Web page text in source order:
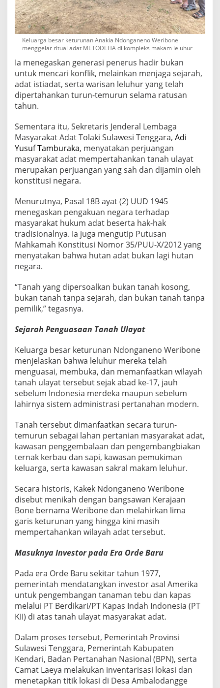
Keluarga besar keturunan Anakia Ndonganeno Weribone
menggelar ritual adat METODEHA di kompleks makam leluhur
Ia menegaskan generasi penerus hadir bukan
untuk mencari konflik, melainkan menjaga sejarah,
adat istiadat, serta warisan leluhur yang telah
dipertahankan turun-temurun selama ratusan
tahun.
Sementara itu, Sekretaris Jenderal Lembaga
Masyarakat Adat Tolaki Sulawesi Tenggara, Adi
Yusuf Tamburaka, menyatakan perjuangan
masyarakat adat mempertahankan tanah ulayat
merupakan perjuangan yang sah dan dijamin oleh
konstitusi negara.
Menurutnya, Pasal 18B ayat (2) UUD 1945
menegaskan pengakuan negara terhadap
masyarakat hukum adat beserta hak-hak
tradisionalnya. Ia juga mengutip Putusan
Mahkamah Konstitusi Nomor 35/PUU-X/2012 yang
menyatakan bahwa hutan adat bukan lagi hutan
negara.
“Tanah yang dipersoalkan bukan tanah kosong,
bukan tanah tanpa sejarah, dan bukan tanah tanpa
pemilik,” tegasnya.
Sejarah Penguasaan Tanah Ulayat
Keluarga besar keturunan Ndonganeno Weribone
menjelaskan bahwa leluhur mereka telah
menguasai, membuka, dan memanfaatkan wilayah
tanah ulayat tersebut sejak abad ke-17, jauh
sebelum Indonesia merdeka maupun sebelum
lahirnya sistem administrasi pertanahan modern.
Tanah tersebut dimanfaatkan secara turun-
temurun sebagai lahan pertanian masyarakat adat,
kawasan penggembalaan dan pengembangbiakan
ternak kerbau dan sapi, kawasan pemukiman
keluarga, serta kawasan sakral makam leluhur.
Secara historis, Kakek Ndonganeno Weribone
disebut menikah dengan bangsawan Kerajaan
Bone bernama Weribone dan melahirkan lima
garis keturunan yang hingga kini masih
mempertahankan wilayah adat tersebut.
Masuknya Investor pada Era Orde Baru
Pada era Orde Baru sekitar tahun 1977,
pemerintah mendatangkan investor asal Amerika
untuk pengembangan tanaman tebu dan kapas
melalui PT Berdikari/PT Kapas Indah Indonesia (PT
KII) di atas tanah ulayat masyarakat adat.
Dalam proses tersebut, Pemerintah Provinsi
Sulawesi Tenggara, Pemerintah Kabupaten
Kendari, Badan Pertanahan Nasional (BPN), serta
Camat Laeya melakukan inventarisasi lokasi dan
menetapkan titik lokasi di Desa Ambalodangge